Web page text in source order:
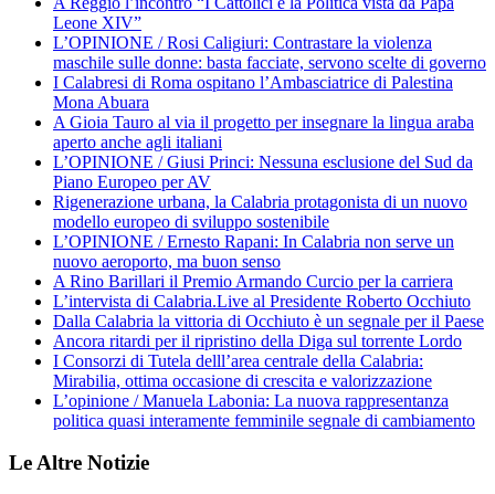
Leone XIV”
L’OPINIONE / Rosi Caligiuri: Contrastare la violenza
maschile sulle donne: basta facciate, servono scelte di governo
I Calabresi di Roma ospitano l’Ambasciatrice di Palestina
Mona Abuara
A Gioia Tauro al via il progetto per insegnare la lingua araba
aperto anche agli italiani
L’OPINIONE / Giusi Princi: Nessuna esclusione del Sud da
Piano Europeo per AV
Rigenerazione urbana, la Calabria protagonista di un nuovo
modello europeo di sviluppo sostenibile
L’OPINIONE / Ernesto Rapani: In Calabria non serve un
nuovo aeroporto, ma buon senso
A Rino Barillari il Premio Armando Curcio per la carriera
L’intervista di Calabria.Live al Presidente Roberto Occhiuto
Dalla Calabria la vittoria di Occhiuto è un segnale per il Paese
Ancora ritardi per il ripristino della Diga sul torrente Lordo
I Consorzi di Tutela delll’area centrale della Calabria:
Mirabilia, ottima occasione di crescita e valorizzazione
L’opinione / Manuela Labonia: La nuova rappresentanza
politica quasi interamente femminile segnale di cambiamento
Le Altre Notizie